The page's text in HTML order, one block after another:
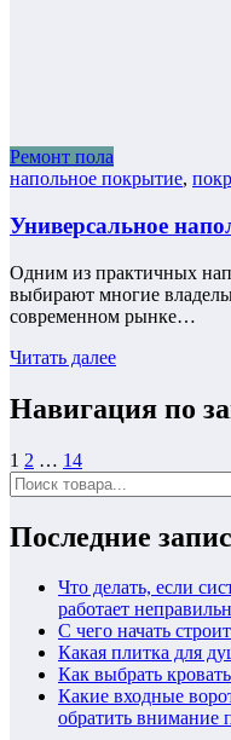
Ремонт пола
напольное покрытие,
Универсальное
Одним из практичных
выбирают многие
современном рынке…
Читать далее
Навигация по
1 2 … 14
Последние
Что делать, если
работает
С чего начать
Какая плитка для
Как выбрать
Какие входные
обратить внимание